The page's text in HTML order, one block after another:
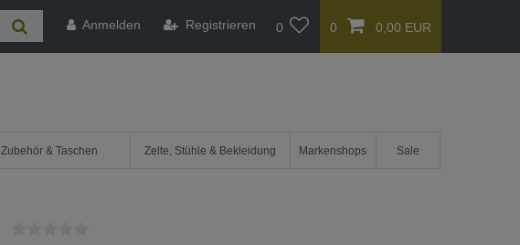
Anmelden Registrieren 0 0 0,00 EUR
Zubehör & Taschen Zelte, Stühle & Bekleidung Markenshops Sale